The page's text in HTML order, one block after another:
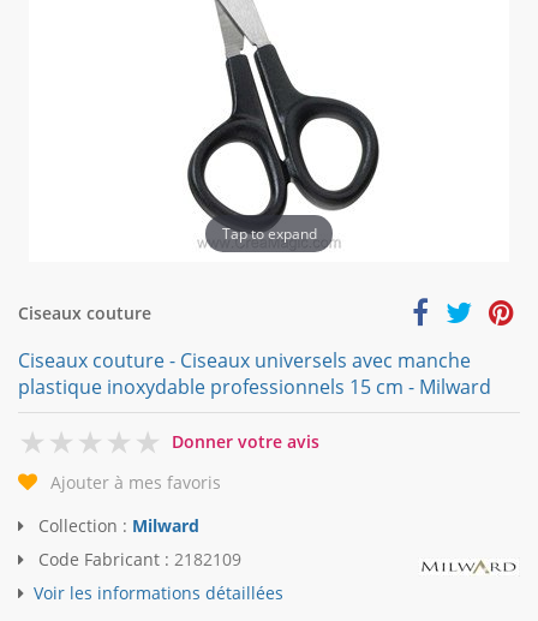
Tap to expand
Ciseaux couture
Ciseaux couture - Ciseaux universels avec manche
plastique inoxydable professionnels 15 cm - Milward
0
Donner votre avis
Ajouter à mes favoris
Collection : Milward
Code Fabricant : 2182109
Voir les informations détaillées